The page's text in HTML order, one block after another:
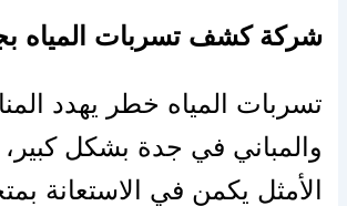
شركة كشف تسربات المياه
تسربات المياه خطر يهدد
والمباني في جدة بشكل
الأمثل يكمن في الاستعانة